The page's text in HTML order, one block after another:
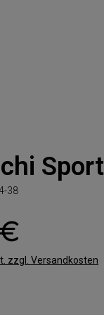
Sport
38
zzgl. Versandkosten